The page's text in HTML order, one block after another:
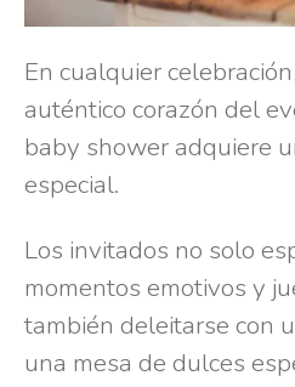
En cualquier
auténtico corazón del
baby shower adquiere
especial.
Los invitados no solo
momentos emotivos y
también deleitarse con
una mesa de dulces